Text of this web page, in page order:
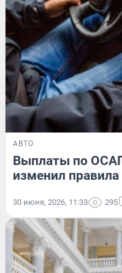
АВТО
Выплаты по
изменил правила
30 июня, 2026, 11:33 295